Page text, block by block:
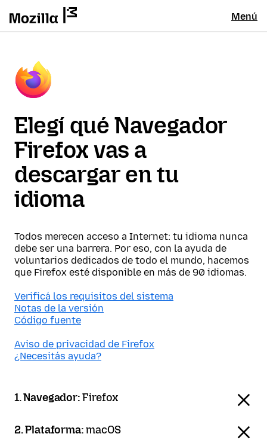
Menú
Elegí qué Navegador
Firefox vas a
descargar en tu
idioma
Todos merecen acceso a Internet: tu idioma nunca
debe ser una barrera. Por eso, con la ayuda de
voluntarios dedicados de todo el mundo, hacemos
que Firefox esté disponible en más de 90 idiomas.
Verificá los requisitos del sistema
Notas de la versión
Código fuente
Aviso de privacidad de Firefox
¿Necesitás ayuda?
1. Navegador:Firefox
2. Plataforma:macOS